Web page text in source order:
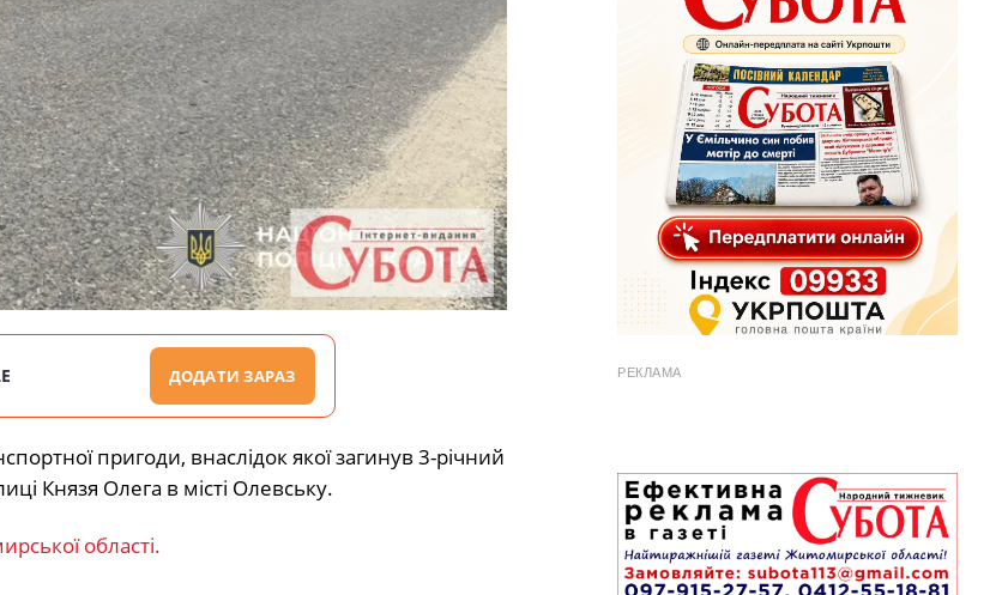
ДОДАТИ ЗАРАЗ
пригоди, внаслідок якої загинув 3-річний
Князя Олега в місті Олевську.
області.
РЕКЛАМА